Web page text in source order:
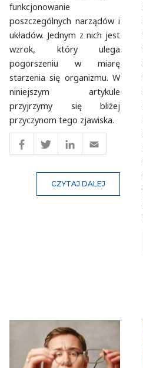
funkcjonowanie
poszczególnych narządów i
układów. Jednym z nich jest
wzrok, który ulega
pogorszeniu w miarę
starzenia się organizmu. W
niniejszym artykule
przyjrzymy się bliżej
przyczynom tego zjawiska.
CZYTAJ DALEJ